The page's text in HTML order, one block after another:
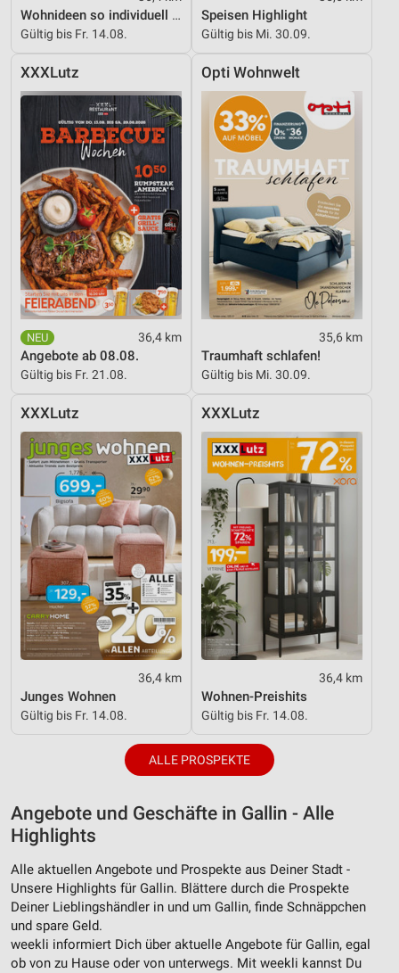
Wohnideen so individuell wie du!
Gültig bis Fr. 14.08.
Speisen Highlight
Gültig bis Mi. 30.09.
XXXLutz
36,4 km
Angebote ab 08.08.
Gültig bis Fr. 21.08.
Opti Wohnwelt
35,6 km
Traumhaft schlafen!
Gültig bis Mi. 30.09.
XXXLutz
36,4 km
Junges Wohnen
Gültig bis Fr. 14.08.
XXXLutz
36,4 km
Wohnen-Preishits
Gültig bis Fr. 14.08.
ALLE PROSPEKTE
Angebote und Geschäfte in Gallin - Alle
Highlights
Alle aktuellen Angebote und Prospekte aus Deiner Stadt -
Unsere Highlights für Gallin. Blättere durch die Prospekte
Deiner Lieblingshändler in und um Gallin, finde Schnäppchen
und spare Geld.
weekli informiert Dich über aktuelle Angebote für Gallin, egal
ob von zu Hause oder von unterwegs. Mit weekli kannst Du